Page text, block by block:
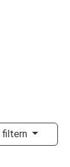
filtern